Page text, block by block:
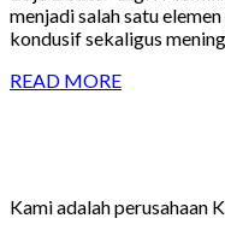
menjadi salah satu
kondusif sekaligus
READ MORE
Kami adalah perusahaan